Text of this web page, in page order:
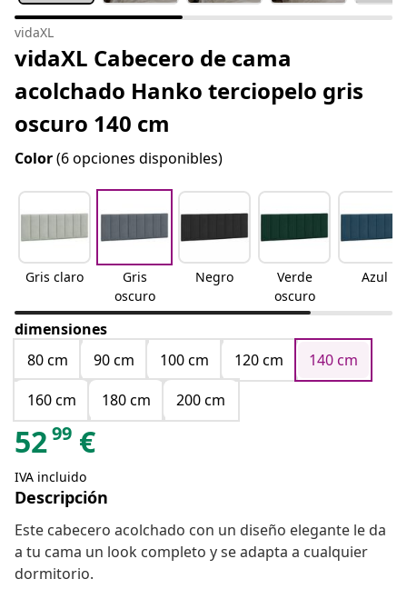
vidaXL
vidaXL Cabecero de cama
acolchado Hanko terciopelo gris
oscuro 140 cm
Color(6 opciones disponibles)
Gris claro
Gris
oscuro
Negro
Verde
oscuro
Azul
dimensiones
80 cm
90 cm 100 cm 120 cm
140 cm
160 cm
180 cm 200 cm
5299 €
IVA incluido
Descripción
Este cabecero acolchado con un diseño elegante le da
a tu cama un look completo y se adapta a cualquier
dormitorio.